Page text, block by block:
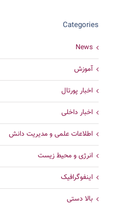
Categories
News
آموزش
اخبار پورتال
اخبار داخلی
اطلاعات علمی و مدیریت دانش
انرژی و محیط زیست
اینفوگرافیک
بالا دستی